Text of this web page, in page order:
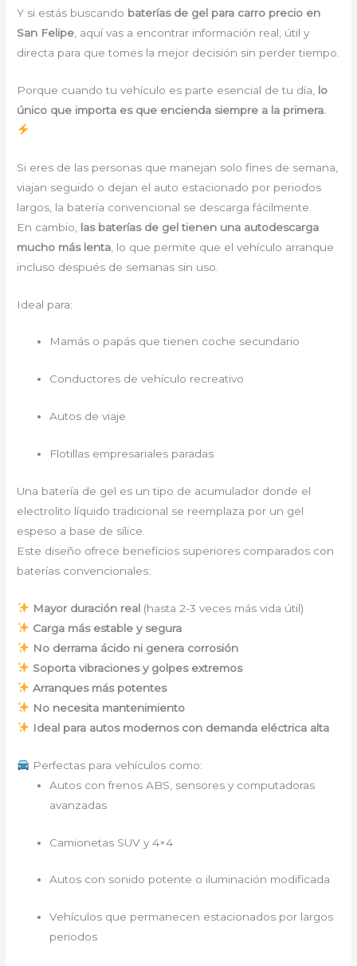
Y si estás buscando baterías de gel para carro precio en
San Felipe , aquí vas a encontrar información real, útil y
directa para que tomes la mejor decisión sin perder tiempo.
Porque cuando tu vehículo es parte esencial de tu día, lo
único que importa es que encienda siempre a la primera.
Si eres de las personas que manejan solo fines de semana,
viajan seguido o dejan el auto estacionado por periodos
largos, la batería convencional se descarga fácilmente.
En cambio, las baterías de gel tienen una autodescarga
mucho más lenta , lo que permite que el vehículo arranque
incluso después de semanas sin uso.
Ideal para:
Mamás o papás que tienen coche secundario
Conductores de vehículo recreativo
Autos de viaje
Flotillas empresariales paradas
Una batería de gel es un tipo de acumulador donde el
electrolito líquido tradicional se reemplaza por un gel
espeso a base de sílice.
Este diseño ofrece beneficios superiores comparados con
baterías convencionales:
Mayor duración real(hasta 2-3 veces más vida útil)
Carga más estable y segura
No derrama ácido ni genera corrosión
Soporta vibraciones y golpes extremos
Arranques más potentes
No necesita mantenimiento
Ideal para autos modernos con demanda eléctrica alta
Perfectas para vehículos como:
Autos con frenos ABS, sensores y computadoras
avanzadas
Camionetas SUV y 4×4
Autos con sonido potente o iluminación modificada
Vehículos que permanecen estacionados por largos
periodos